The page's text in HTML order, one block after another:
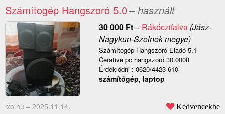
Számítogép Hangszoró 5.0– használt
30 000 Ft– Rákóczifalva(Jász-
Nagykun-Szolnok megye)
Számítogép Hangszoró Eladó 5.1
Cerative pc hangszoró 30.000ft
Érdeklődni : 0620/4423-610
számítógép, laptop
lxo.hu – 2025.11.14. Kedvencekbe